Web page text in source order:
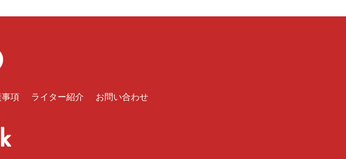
項 ライター紹介 お問い合わせ